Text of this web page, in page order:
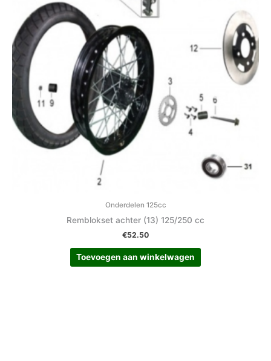
Onderdelen 125cc
Remblokset achter (13) 125/250 cc
€52.50
Toevoegen aan winkelwagen